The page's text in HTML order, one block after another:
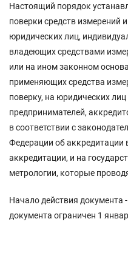
Настоящий порядок
поверки средств измерений
юридических лиц,
владеющих средствами
или на ином законном
применяющих средства
поверку, на юридических
предпринимателей,
в соответствии с
Федерации об аккредитации
аккредитации, и на
метрологии, которые
Начало действия документа
документа ограничен 1